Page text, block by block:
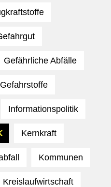
Gefährliche Abfälle
Gefahrstoffe
Informationspolitik
Kernkraft
Kommunen
Kreislaufwirtschaft